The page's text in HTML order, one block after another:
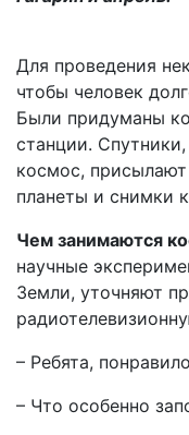
Для проведения
чтобы человек
Были придуманы
станции.
космос,
планеты и снимки
Чем занимаются
научные
Земли, уточняют
– Ребята,
– Что особенно